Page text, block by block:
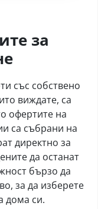
за
със собствено
виждате, са
офертите на
са събрани на
директно за
да останат
бързо да
за да изберете
дома си.